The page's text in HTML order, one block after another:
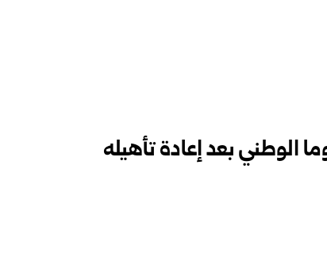
الوطني بعد إعادة تأهيله